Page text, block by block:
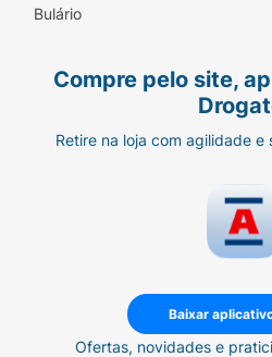
Bulário
Compre pelo site,
Retire na loja com agilidade e
Baixar
Ofertas, novidades e